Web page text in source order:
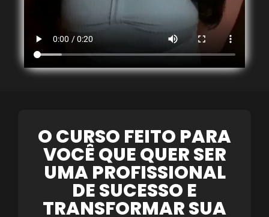
O CURSO FEITO PARA
VOCÊ QUE QUER SER
UMA PROFISSIONAL
DE SUCESSO E
TRANSFORMAR SUA